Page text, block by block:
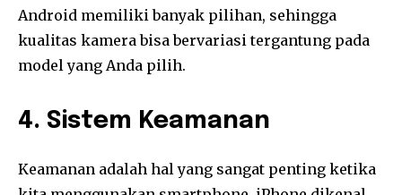
Android memiliki banyak pilihan, sehingga
kualitas kamera bisa bervariasi tergantung pada
model yang Anda pilih.
4. Sistem Keamanan
Keamanan adalah hal yang sangat penting ketika